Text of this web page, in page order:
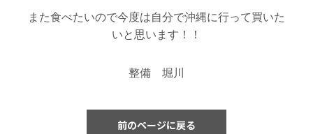
また食べたいので今度は自分で沖縄に行って買いた
いと思います！！
整備 堀川
前のページに戻る